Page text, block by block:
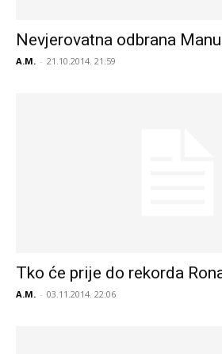
Nevjerovatna odbrana
A.M. - 21.10.2014. 21:59
Tko će prije do rekorda
A.M. - 03.11.2014. 22:06